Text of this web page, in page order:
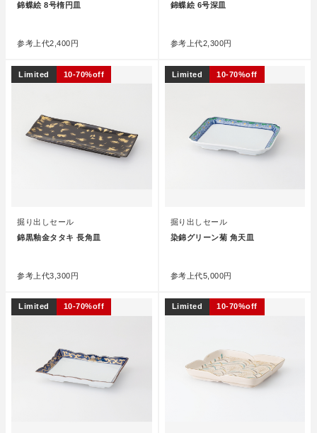
錦蝶絵 8号楕円皿
参考上代2,400円
錦蝶絵 6号深皿
参考上代2,300円
掘り出しセール
錦黒釉金タタキ 長角皿
参考上代3,300円
Limited 10-70%off
掘り出しセール
染錦グリーン菊 角天皿
参考上代5,000円
Limited 10-70%off
Limited 10-70%off Limited 10-70%off